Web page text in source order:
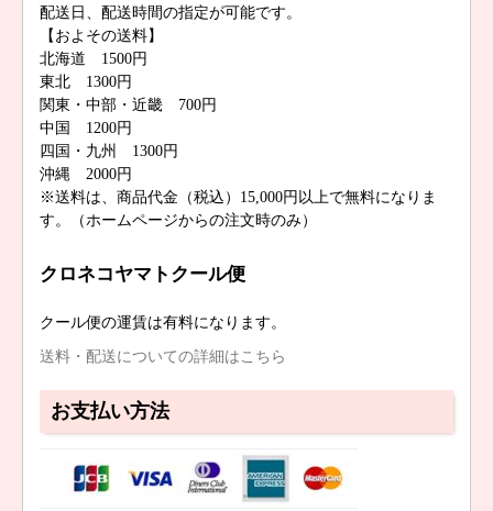
配送日、配送時間の指定が可能です。
【およその送料】
北海道 1500円
東北 1300円
関東・中部・近畿 700円
中国 1200円
四国・九州 1300円
沖縄 2000円
※送料は、商品代金（税込）15,000円以上で無料になりま
す。（ホームページからの注文時のみ）
クロネコヤマトクール便
クール便の運賃は有料になります。
送料・配送についての詳細はこちら
お支払い方法